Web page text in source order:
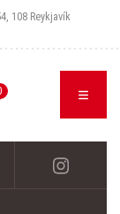
108 Reykjavík